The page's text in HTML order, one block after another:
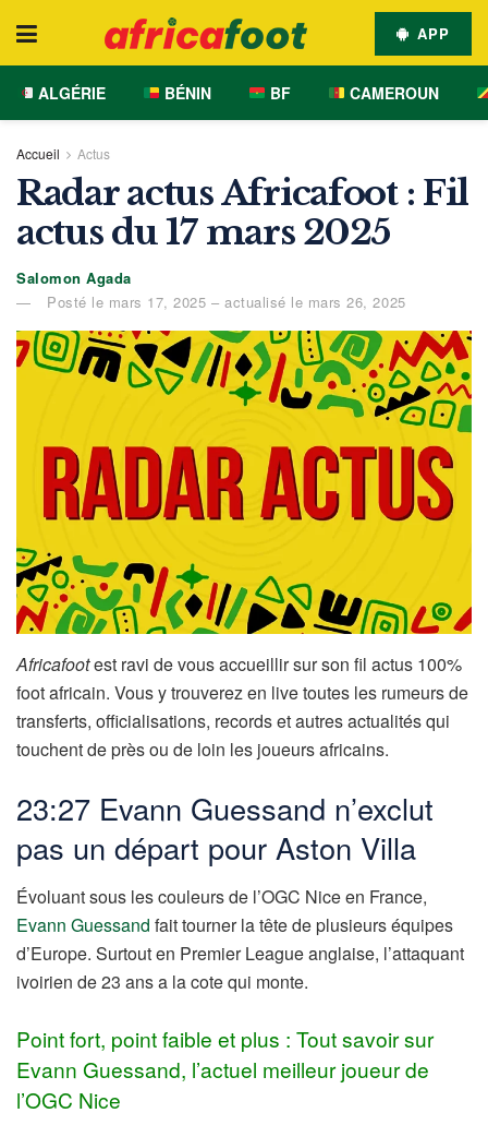
APP
ALGÉRIE BÉNIN BF CAMEROUN
Accueil Actus
Radar actus Africafoot : Fil
actus du 17 mars 2025
Salomon Agada
Posté le mars 17, 2025 – actualisé le mars 26, 2025
Africafootest ravi de vous accueillir sur son fil actus 100%
foot africain. Vous y trouverez en live toutes les rumeurs de
transferts, officialisations, records et autres actualités qui
touchent de près ou de loin les joueurs africains.
23:27 Evann Guessand n’exclut
pas un départ pour Aston Villa
Évoluant sous les couleurs de l’OGC Nice en France,
Evann Guessand fait tourner la tête de plusieurs équipes
d’Europe. Surtout en Premier League anglaise, l’attaquant
ivoirien de 23 ans a la cote qui monte.
Point fort, point faible et plus : Tout savoir sur
Evann Guessand, l’actuel meilleur joueur de
l’OGC Nice